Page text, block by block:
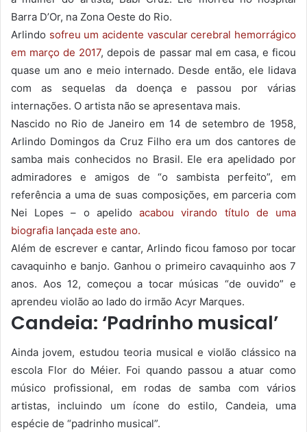
Barra D’Or, na Zona Oeste do Rio.
Arlindo sofreu um acidente vascular cerebral hemorrágico
em março de 2017, depois de passar mal em casa, e ficou
quase um ano e meio internado. Desde então, ele lidava
com as sequelas da doença e passou por várias
internações. O artista não se apresentava mais.
Nascido no Rio de Janeiro em 14 de setembro de 1958,
Arlindo Domingos da Cruz Filho era um dos cantores de
samba mais conhecidos no Brasil. Ele era apelidado por
admiradores e amigos de “o sambista perfeito”, em
referência a uma de suas composições, em parceria com
Nei Lopes – o apelidoacabou virando título de uma
biografia lançada este ano.
Além de escrever e cantar, Arlindo ficou famoso por tocar
cavaquinho e banjo. Ganhou o primeiro cavaquinho aos 7
anos. Aos 12, começou a tocar músicas “de ouvido” e
aprendeu violão ao lado do irmão Acyr Marques.
Candeia: ‘Padrinho musical’
Ainda jovem, estudou teoria musical e violão clássico na
escola Flor do Méier. Foi quando passou a atuar como
músico profissional, em rodas de samba com vários
artistas, incluindo um ícone do estilo, Candeia, uma
espécie de “padrinho musical”.